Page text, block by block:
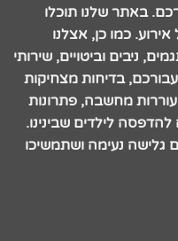
באתר שלנו תוכלו
כמו כן, אצלנו
ניבים וביטויים, שירותי
בדיחות מצחיקות
מחשבה, פתרונות
לילדים שבינינו.
גלישה נעימה ושתמשיכו